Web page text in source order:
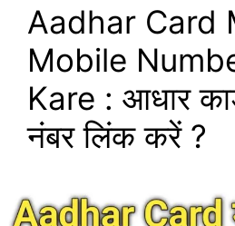
Aadhar Card
Mobile
Kare : आधार
नंबर लिंक करें ?